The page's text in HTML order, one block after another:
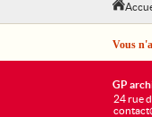
Vous
GP
24 rue